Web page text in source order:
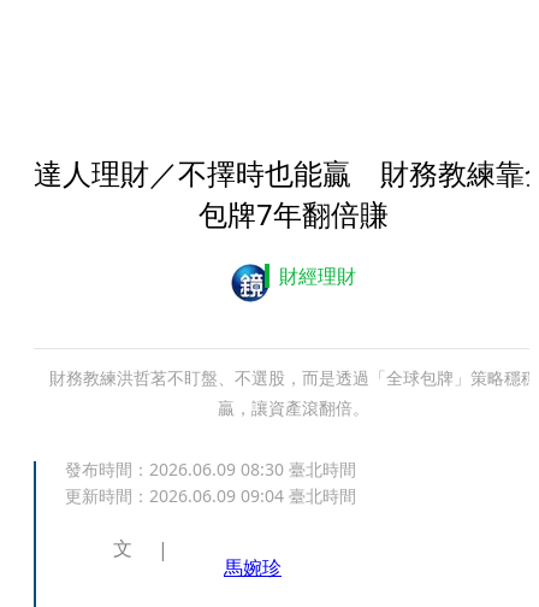
達人理財／不擇時也能贏 財務教練靠
包牌7年翻倍賺
財經理財
財務教練洪哲茗不盯盤、不選股，而是透過「全球包牌」策略穩穩
贏，讓資產滾翻倍。
發布時間： 2026.06.09 08:30 臺北時間
更新時間： 2026.06.09 09:04 臺北時間
文
馬婉珍